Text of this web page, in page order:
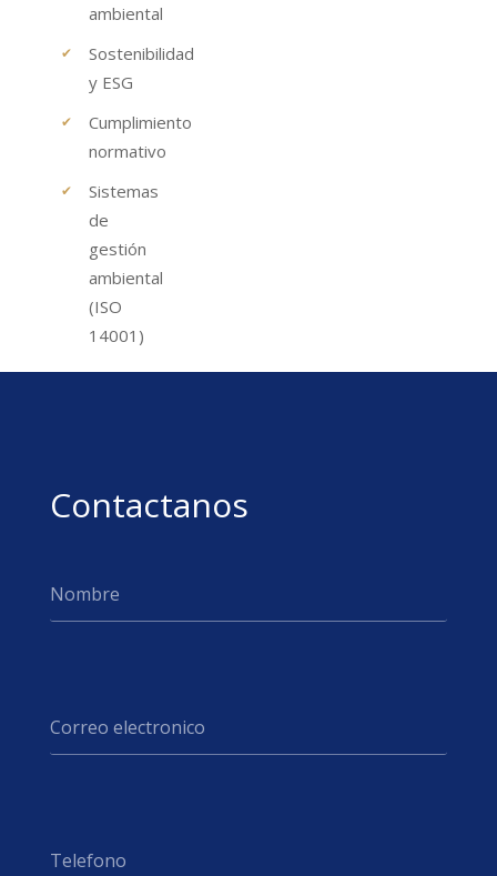
ambiental
Sostenibilidad
y ESG
Cumplimiento
normativo
Sistemas
de
gestión
ambiental
(ISO
14001)
Contactanos